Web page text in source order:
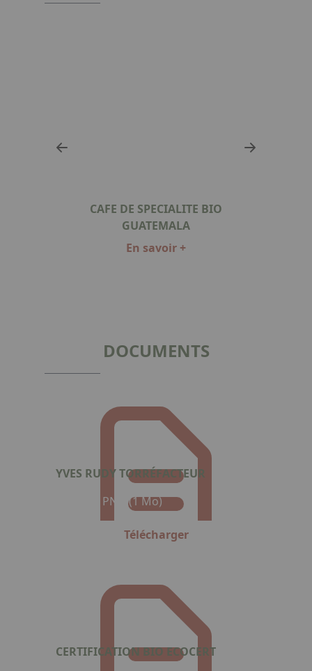
CAFE DE SPECIALITE BIO
GUATEMALA
En savoir +
DOCUMENTS
YVES RUDY TORRÉFACTEUR
Format : PNG (1 Mo)
Télécharger
CERTIFICATION BIO ECOCERT